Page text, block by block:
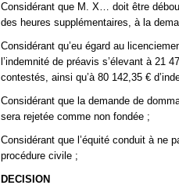
Considérant que M. X… doit être
des heures supplémentaires, à la
Considérant qu’eu égard au
l’indemnité de préavis s’élevant à 21
contestés, ainsi qu’à 80 142,35 €
Considérant que la demande de
sera rejetée comme non fondée ;
Considérant que l’équité conduit à ne
procédure civile ;
DECISION